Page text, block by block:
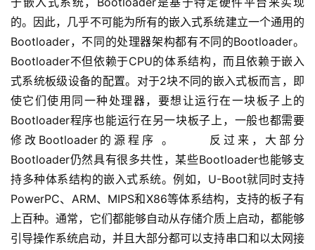
的。因此，几乎不可能为所有的嵌入式系统建立一个通用的
Bootloader，不同的处理器架构都有不同的Bootloader。
Bootloader不但依赖于CPU的体系结构，而且依赖于嵌入
式系统板级设备的配置。对于2块不同的嵌入式板而言，即
使它们使用同一种处理器，要想让运行在一块板子上的
Bootloader程序也能运行在另一块板子上，一般也都需要
修改Bootloader的源程序 。 　　反过来，大部分
Bootloader仍然具有很多共性，某些Bootloader也能够支
持多种体系结构的嵌入式系统。例如，U-Boot就同时支持
PowerPC、ARM、MIPS和X86等体系结构，支持的板子有
上百种。通常，它们都能够自动从存储介质上启动，都能够
引导操作系统启动，并且大部分都可以支持串口和以太网接